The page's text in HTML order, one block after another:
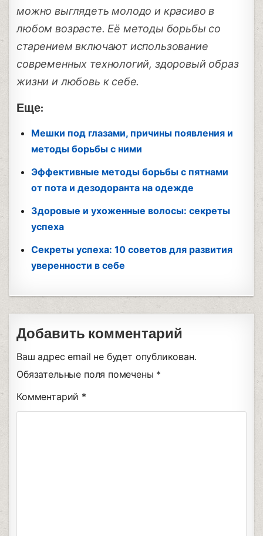
можно выглядеть молодо и красиво в
любом возрасте. Её методы борьбы со
старением включают использование
современных технологий, здоровый образ
жизни и любовь к себе.
Еще:
Мешки под глазами, причины появления и
методы борьбы с ними
Эффективные методы борьбы с пятнами
от пота и дезодоранта на одежде
Здоровые и ухоженные волосы: секреты
успеха
Секреты успеха: 10 советов для развития
уверенности в себе
Добавить комментарий
Ваш адрес email не будет опубликован.
Обязательные поля помечены *
Комментарий *